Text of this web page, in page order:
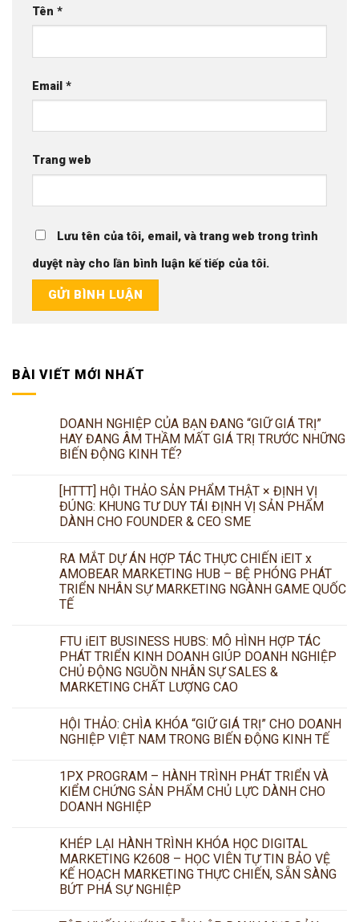
Tên *
Email *
Trang web
Lưu tên của tôi, email, và trang web trong trình
duyệt này cho lần bình luận kế tiếp của tôi.
BÀI VIẾT MỚI NHẤT
DOANH NGHIỆP CỦA BẠN ĐANG “GIỮ GIÁ TRỊ”
HAY ĐANG ÂM THẦM MẤT GIÁ TRỊ TRƯỚC NHỮNG
BIẾN ĐỘNG KINH TẾ?
[HTTT] HỘI THẢO SẢN PHẨM THẬT × ĐỊNH VỊ
ĐÚNG: KHUNG TƯ DUY TÁI ĐỊNH VỊ SẢN PHẨM
DÀNH CHO FOUNDER & CEO SME
RA MẮT DỰ ÁN HỢP TÁC THỰC CHIẾN iEIT x
AMOBEAR MARKETING HUB – BỆ PHÓNG PHÁT
TRIỂN NHÂN SỰ MARKETING NGÀNH GAME QUỐC
TẾ
FTU iEIT BUSINESS HUBS: MÔ HÌNH HỢP TÁC
PHÁT TRIỂN KINH DOANH GIÚP DOANH NGHIỆP
CHỦ ĐỘNG NGUỒN NHÂN SỰ SALES &
MARKETING CHẤT LƯỢNG CAO
HỘI THẢO: CHÌA KHÓA “GIỮ GIÁ TRỊ” CHO DOANH
NGHIỆP VIỆT NAM TRONG BIẾN ĐỘNG KINH TẾ
1PX PROGRAM – HÀNH TRÌNH PHÁT TRIỂN VÀ
KIỂM CHỨNG SẢN PHẨM CHỦ LỰC DÀNH CHO
DOANH NGHIỆP
KHÉP LẠI HÀNH TRÌNH KHÓA HỌC DIGITAL
MARKETING K2608 – HỌC VIÊN TỰ TIN BẢO VỆ
KẾ HOẠCH MARKETING THỰC CHIẾN, SẴN SÀNG
BỨT PHÁ SỰ NGHIỆP